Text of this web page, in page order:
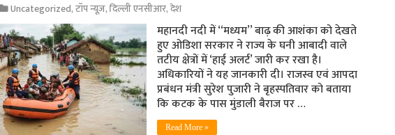
Uncategorized,टॉप न्यूज़,दिल्ली एनसीआर,देश
महानदी नदी में ‘‘मध्यम’’ बाढ़ की आशंका को देखते
हुए ओडिशा सरकार ने राज्य के घनी आबादी वाले
तटीय क्षेत्रों में ‘हाई अलर्ट’ जारी कर रखा है।
अधिकारियों ने यह जानकारी दी। राजस्व एवं आपदा
प्रबंधन मंत्री सुरेश पुजारी ने बृहस्पतिवार को बताया
कि कटक के पास मुंडाली बैराज पर …
Read More »